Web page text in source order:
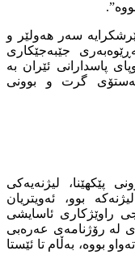
به‌ 11 مووشه‌ك هێرشكرایه‌ سه‌ر هه‌ولێر و
جێبه‌جێكارى
پاسدارانى ئێران به‌
گرت و بوونى
پێكهێنا، لیژنه‌یه‌كى
بوو، ئه‌ویتریان
راوێژكارى ئاسایشى
له‌ رۆژنامه‌ى عه‌ره‌بى
بووه‌، به‌ڵام تا ئێستا